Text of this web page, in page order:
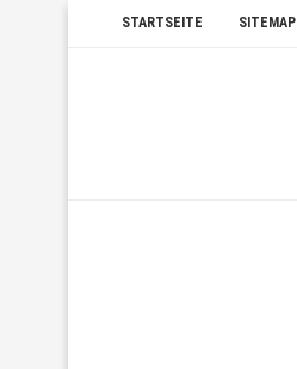
STARTSEITE SITEMAP